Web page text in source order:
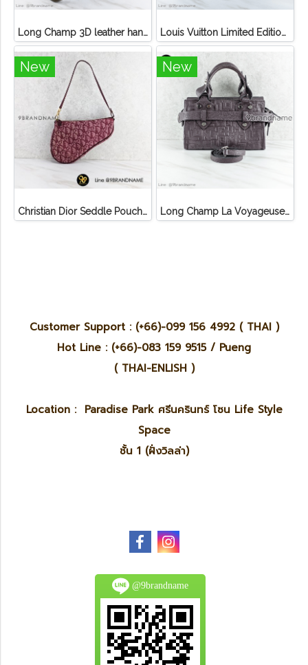
Long Champ 3D leather handbag Louis Vuitton Limited Edition Monogram Canvas Sofia Coppola SC Bag
New
Christian Dior Seddle Pouch Accessory Hand Bag
New
Long Champ La Voyageuse Bag Leather
Customer Support : (+66)-099 156 4992 ( THAI )
Hot Line : (+66)-083 159 9515 / Pueng
( THAI-ENLISH )
Location : Paradise Park ศรีนครินทร์ โซน Life Style
Space
ชั้น 1 (ฝั่งวิลล่า)
@9brandname